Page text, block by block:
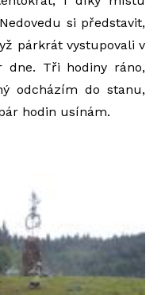
si představit,
párkrát vystupovali v
dne. Tři hodiny ráno,
odcházím do stanu,
hodin usínám.